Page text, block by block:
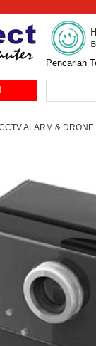
Pencarian
ALARM & DRONE